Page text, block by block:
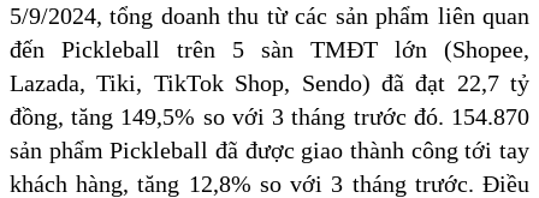
5/9/2024, tổng doanh thu từ các sản phẩm liên quan
đến Pickleball trên 5 sàn TMĐT lớn (Shopee,
Lazada, Tiki, TikTok Shop, Sendo) đã đạt 22,7 tỷ
đồng, tăng 149,5% so với 3 tháng trước đó. 154.870
sản phẩm Pickleball đã được giao thành công tới tay
khách hàng, tăng 12,8% so với 3 tháng trước. Điều